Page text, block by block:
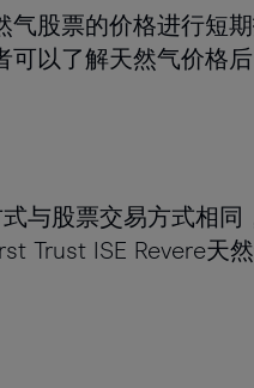
气股票的价格进行短
可以了解天然气价格
与股票交易方式相
Trust ISE Revere天